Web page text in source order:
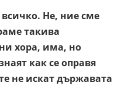
Не, ние сме
такива
хора, има, но
как се оправя
не искат държавата